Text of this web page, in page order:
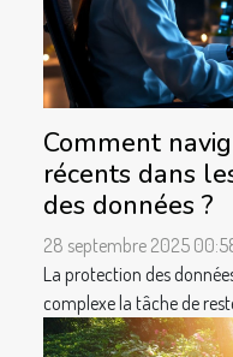
Comment
récents dans
des données ?
28 septembre 2025
La protection des
complexe la tâche de